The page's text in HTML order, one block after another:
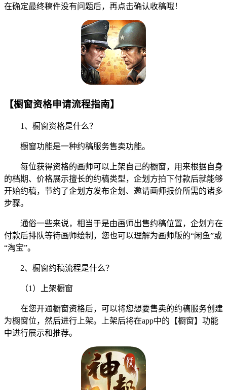
在确定最终稿件没有问题后，再点击确认收稿哦！
【橱窗资格申请流程指南】
1、橱窗资格是什么？
橱窗功能是一种约稿服务售卖功能。
每位获得资格的画师可以上架自己的橱窗，用来根据自身
的档期、价格展示擅长的约稿类型，企划方拍下付款后就能够
开始约稿，节约了企划方发布企划、邀请画师报价所需的诸多
步骤。
通俗一些来说，相当于是由画师出售约稿位置，企划方在
付款后排队等待画师绘制，您也可以理解为画师版的“闲鱼”或
“淘宝”。
2、橱窗约稿流程是什么？
（1）上架橱窗
在您开通橱窗资格后，可以将您想要售卖的约稿服务创建
为橱窗位，然后进行上架。上架后将在app中的【橱窗】功能
中进行展示和推荐。